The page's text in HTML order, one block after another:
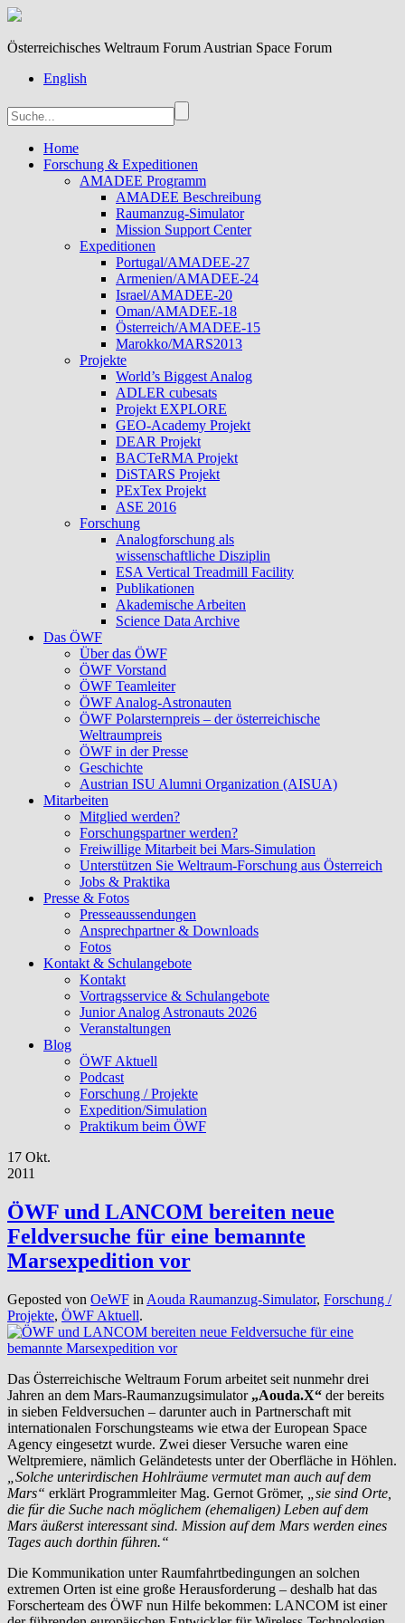
Österreichisches Weltraum Forum Austrian Space Forum
English
Home
Forschung & Expeditionen
AMADEE Programm
AMADEE Beschreibung
Raumanzug-Simulator
Mission Support Center
Expeditionen
Portugal/AMADEE-27
Armenien/AMADEE-24
Israel/AMADEE-20
Oman/AMADEE-18
Österreich/AMADEE-15
Marokko/MARS2013
Projekte
World’s Biggest Analog
ADLER cubesats
Projekt EXPLORE
GEO-Academy Projekt
DEAR Projekt
BACTeRMA Projekt
DiSTARS Projekt
PExTex Projekt
ASE 2016
Forschung
Analogforschung als
wissenschaftliche Disziplin
ESA Vertical Treadmill Facility
Publikationen
Akademische Arbeiten
Science Data Archive
Das ÖWF
Über das ÖWF
ÖWF Vorstand
ÖWF Teamleiter
ÖWF Analog-Astronauten
ÖWF Polarsternpreis – der österreichische
Weltraumpreis
ÖWF in der Presse
Geschichte
Austrian ISU Alumni Organization (AISUA)
Mitarbeiten
Mitglied werden?
Forschungspartner werden?
Freiwillige Mitarbeit bei Mars-Simulation
Unterstützen Sie Weltraum-Forschung aus Österreich
Jobs & Praktika
Presse & Fotos
Presseaussendungen
Ansprechpartner & Downloads
Fotos
Kontakt & Schulangebote
Kontakt
Vortragsservice & Schulangebote
Junior Analog Astronauts 2026
Veranstaltungen
Blog
ÖWF Aktuell
Podcast
Forschung / Projekte
Expedition/Simulation
Praktikum beim ÖWF
17 Okt.
2011
ÖWF und LANCOM bereiten neue
Feldversuche für eine bemannte
Marsexpedition vor
Geposted von OeWF in Aouda Raumanzug-Simulator, Forschung /
Projekte, ÖWF Aktuell.
Das Österreichische Weltraum Forum arbeitet seit nunmehr drei
Jahren an dem Mars-Raumanzugsimulator „Aouda.X“ der bereits
in sieben Feldversuchen – darunter auch in Partnerschaft mit
internationalen Forschungsteams wie etwa der European Space
Agency eingesetzt wurde. Zwei dieser Versuche waren eine
Weltpremiere, nämlich Geländetests unter der Oberfläche in Höhlen.
„Solche unterirdischen Hohlräume vermutet man auch auf dem
Mars“ erklärt Programmleiter Mag. Gernot Grömer,
„sie sind Orte,
die für die Suche nach möglichem (ehemaligen) Leben auf dem
Mars äußerst interessant sind. Mission auf dem Mars werden eines
Tages auch dorthin führen.“
Die Kommunikation unter Raumfahrtbedingungen an solchen
extremen Orten ist eine große Herausforderung – deshalb hat das
Forscherteam des ÖWF nun Hilfe bekommen: LANCOM ist einer